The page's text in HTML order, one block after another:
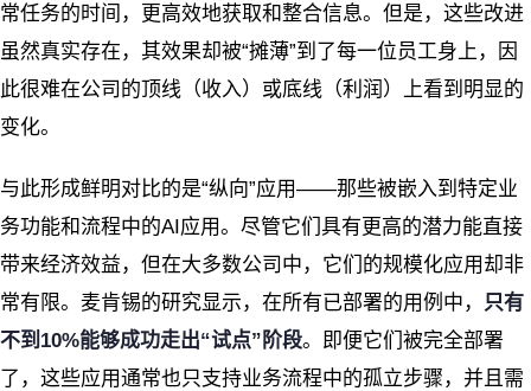
常任务的时间，更高效地获取和整合信息。但是，这些改进
虽然真实存在，其效果却被“摊薄”到了每一位员工身上，因
此很难在公司的顶线（收入）或底线（利润）上看到明显的
变化。
与此形成鲜明对比的是“纵向”应用——那些被嵌入到特定业
务功能和流程中的AI应用。尽管它们具有更高的潜力能直接
带来经济效益，但在大多数公司中，它们的规模化应用却非
常有限。麦肯锡的研究显示，在所有已部署的用例中，
只有
不到10%能够成功走出“试点”阶段。即便它们被完全部署
了，这些应用通常也只支持业务流程中的孤立步骤，并且需